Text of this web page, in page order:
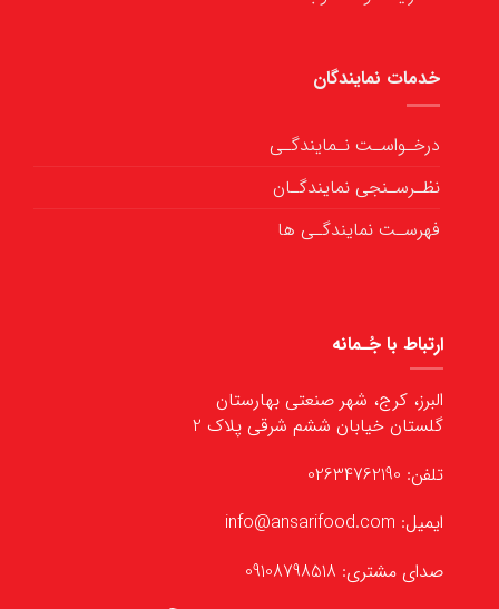
خدمات نمایندگان
درخـواسـت نـمایندگـی
نظـرسـنجی نمایندگـان
فهرسـت نمایندگـی ها
ارتباط با جُـمانه
البرز، کرج، شهر صنعتی بهارستان
گلستان خیابان ششم شرقی پلاک 2
تلفن: 02634762190
ایمیل: info@ansarifood.com
صدای مشتری: 09108798518